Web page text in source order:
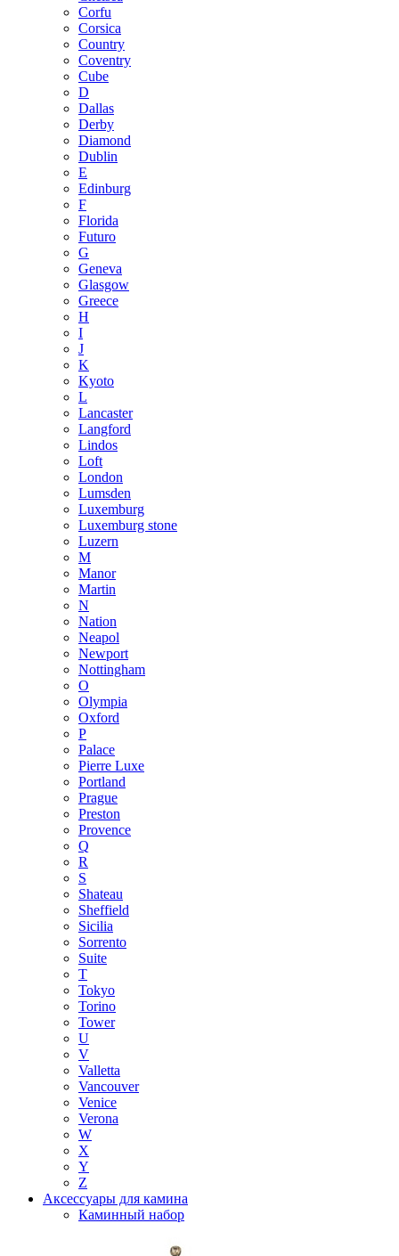
Corfu
Corsica
Country
Coventry
Cube
D
Dallas
Derby
Diamond
Dublin
E
Edinburg
F
Florida
Futuro
G
Geneva
Glasgow
Greece
H
I
J
K
Kyoto
L
Lancaster
Langford
Lindos
Loft
London
Lumsden
Luxemburg
Luxemburg stone
Luzern
M
Manor
Martin
N
Nation
Neapol
Newport
Nottingham
O
Olympia
Oxford
P
Palace
Pierre Luxe
Portland
Prague
Preston
Provence
Q
R
S
Shateau
Sheffield
Sicilia
Sorrento
Suite
T
Tokyo
Torino
Tower
U
V
Valletta
Vancouver
Venice
Verona
W
X
Y
Z
Аксессуары для камина
Каминный набор